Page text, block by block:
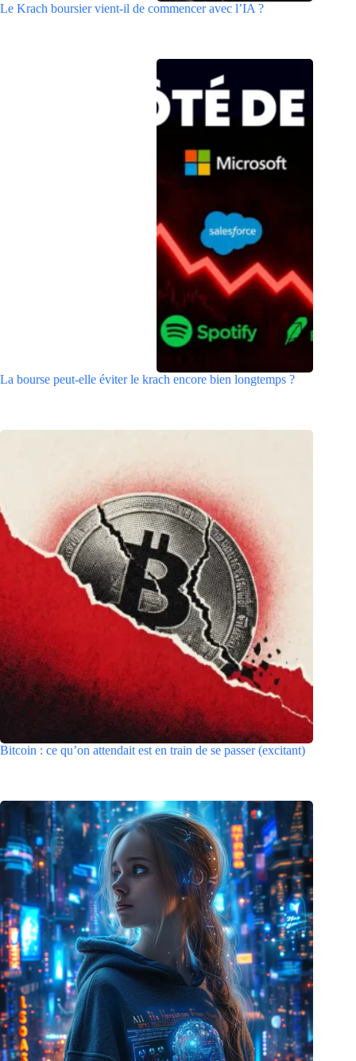
Le Krach boursier vient-il de commencer avec l’IA ?
La bourse peut-elle éviter le krach encore bien longtemps ?
Bitcoin : ce qu’on attendait est en train de se passer (excitant)